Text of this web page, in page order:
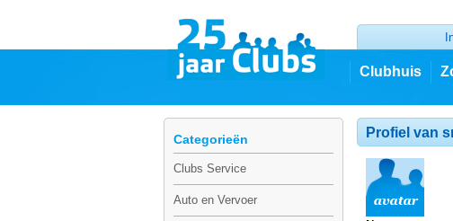
Clubhuis
Categorieën
Clubs Service
Auto en Vervoer
Profiel van